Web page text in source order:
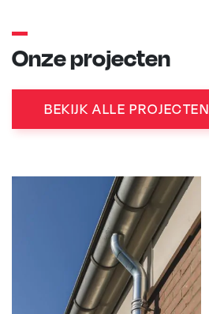
Onze projecten
BEKIJK ALLE PROJECTEN